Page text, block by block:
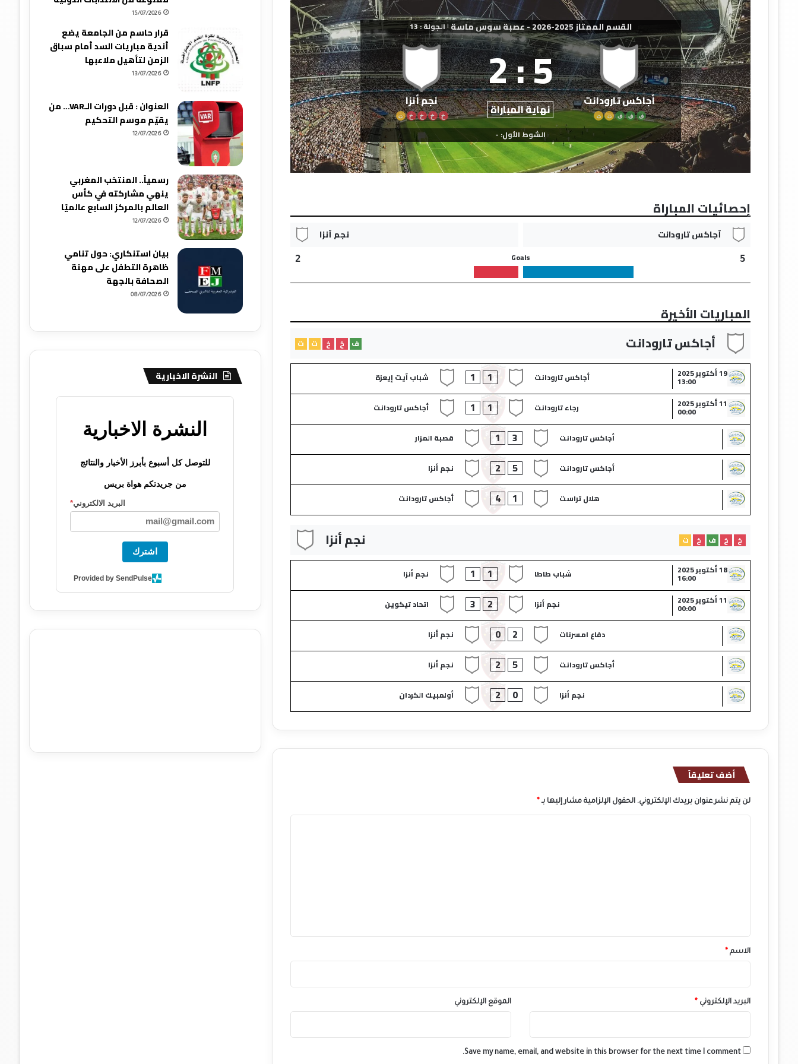
القسم الممتاز 2025-2026 - عصبة سوس ماسة | الجولة : 13
أجاكس تارودانت​
ف ف ف ت ت
5
:
2
نهاية المباراة نجم أنزا​
خ خ خ خ ت
الشوط الأول: -
إحصائيات المباراة
أجاكس تارودانت​ نجم أنزا​
5
Goals
2
المباريات الأخيرة
أجاكس تارودانت​
ف خ خ ت ت
19 أكتوبر 2025
13:00 أجاكس تارودانت​ 1
1
شباب آيت إيعزة​
11 أكتوبر 2025
00:00 رجاء تارودانت​ 1
1 أجاكس تارودانت​
أجاكس تارودانت​ 3
1 قصبة المزار​
أجاكس تارودانت​ 5
2 نجم أنزا​
هلال تراست​ 1
4 أجاكس تارودانت​
نجم أنزا​ خ خ ف خ ت
18 أكتوبر 2025
16:00 شباب طاطا​ 1
1
نجم أنزا​
11 أكتوبر 2025
00:00 نجم أنزا​ 2
3 اتحاد تيكوين​
دفاع امسرنات​ 2
0 نجم أنزا​
أجاكس تارودانت​ 5
2 نجم أنزا​
نجم أنزا​ 0
2 أولمبيك الكردان​
أضف تعليقاً
لن يتم نشر عنوان بريدك الإلكتروني. الحقول الإلزامية مشار إليها بـ *
*
الاسم *
البريد الإلكتروني * الموقع الإلكتروني
Save my name, email, and website in this browser for the next time I comment.
15/07/2026
قرار حاسم من الجامعة يضع
أندية مباريات السد أمام سباق
الزمن لتأهيل ملاعبها
13/07/2026
العنوان : قبل دورات الـVAR… من
يقيّم موسم التحكيم
12/07/2026
رسمياً.. المنتخب المغربي
ينهي مشاركته في كأس
العالم بالمركز السابع عالميًا
12/07/2026
بيان استنكاري: حول تنامي
ظاهرة التطفل على مهنة
الصحافة بالجهة
08/07/2026
النشرة الاخبارية
النشرة الاخبارية
للتوصل كل أسبوع بأبرز الأخبار والنتائج
من جريدتكم هواة بريس
البريد الالكتروني*
اشترك
Provided by SendPulse